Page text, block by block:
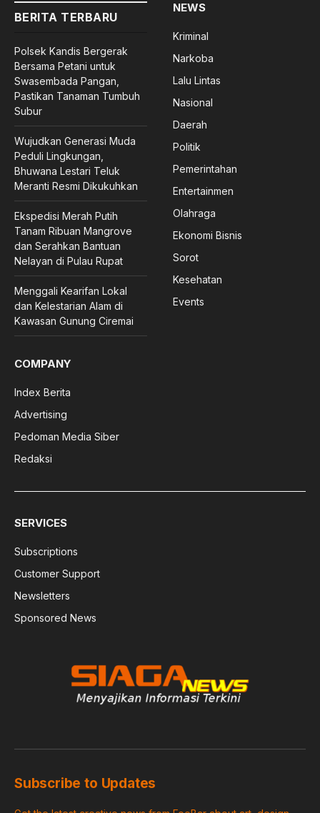
BERITA TERBARU
Polsek Kandis Bergerak
Bersama Petani untuk
Swasembada Pangan,
Pastikan Tanaman Tumbuh
Subur
Wujudkan Generasi Muda
Peduli Lingkungan,
Bhuwana Lestari Teluk
Meranti Resmi Dikukuhkan
Ekspedisi Merah Putih
Tanam Ribuan Mangrove
dan Serahkan Bantuan
Nelayan di Pulau Rupat
Menggali Kearifan Lokal
dan Kelestarian Alam di
Kawasan Gunung Ciremai
NEWS
Kriminal
Narkoba
Lalu Lintas
Nasional
Daerah
Politik
Pemerintahan
Entertainmen
Olahraga
Ekonomi Bisnis
Sorot
Kesehatan
Events
COMPANY
Index Berita
Advertising
Pedoman Media Siber
Redaksi
SERVICES
Subscriptions
Customer Support
Newsletters
Sponsored News
Subscribe to Updates